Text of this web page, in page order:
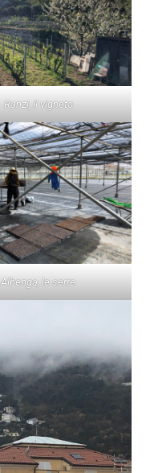
Ranzi, il vigneto
Albenga, le serre